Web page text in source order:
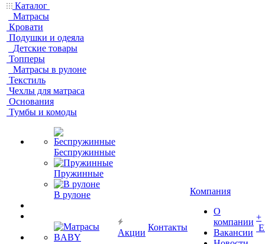
Каталог
Матрасы
Кровати
Подушки и одеяла
Детские товары
Топперы
Матрасы в рулоне
Текстиль
Чехлы для матраса
Основания
Тумбы и комоды
Беспружинные
Пружинные
В рулоне
Акции
Контакты
Компания
О
компании
Вакансии
+